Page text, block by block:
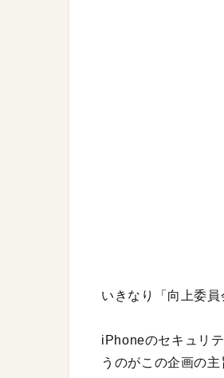
いきなり「向上委
iPhoneのセキュリ
うのがこの企画の主